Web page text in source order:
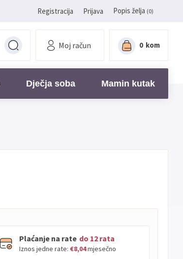
Registracija Prijava Popis želja (0)
Moj račun 0 kom
Dječja soba Mamin kutak
Plaćanje na rate do 12 rata
Iznos jedne rate: €8,04mjesečno